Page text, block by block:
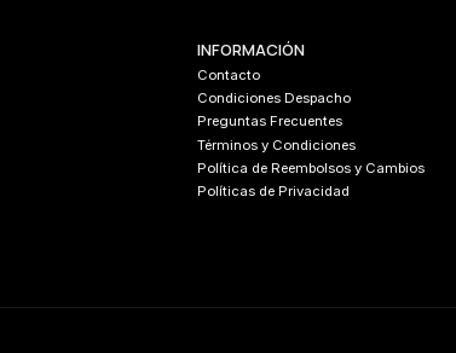
INFORMACIÓN
Contacto
Condiciones Despacho
Preguntas Frecuentes
Términos y Condiciones
Política de Reembolsos y Cambios
Políticas de Privacidad